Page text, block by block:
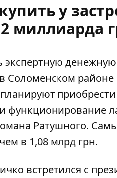
у
миллиарда
экспертную
Соломенском
функционирование
Ратушного.
в 1,08 млрд грн.
встретился с